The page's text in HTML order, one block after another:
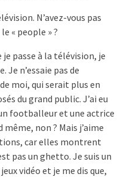
N’avez-vous pas
« people » ?
passe à la télévision, je
Je n’essaie pas de
moi, qui serait plus en
du grand public. J’ai eu
footballeur et une actrice
non ? Mais j’aime
car elles montrent
pas un ghetto. Je suis un
vidéo et je me dis que,